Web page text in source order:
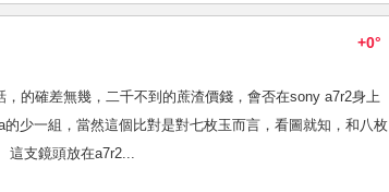
+0°
的確差無幾，二千不到的蔗渣價錢，會否在sony a7r2身上
少一組，當然這個比對是對七枚玉而言，看圖就知，和八枚
這支鏡頭放在a7r2...